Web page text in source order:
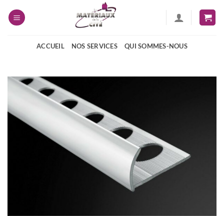
ACCUEIL NOS SERVICES QUI SOMMES-NOUS